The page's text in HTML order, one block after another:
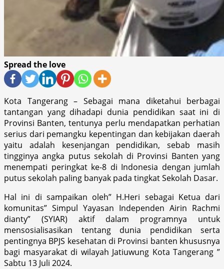
Spread the love
Kota Tangerang – Sebagai mana diketahui berbagai
tantangan yang dihadapi dunia pendidikan saat ini di
Provinsi Banten, tentunya perlu mendapatkan perhatian
serius dari pemangku kepentingan dan kebijakan daerah
yaitu adalah kesenjangan pendidikan, sebab masih
tingginya angka putus sekolah di Provinsi Banten yang
menempati peringkat ke-8 di Indonesia dengan jumlah
putus sekolah paling banyak pada tingkat Sekolah Dasar.
Hal ini di sampaikan oleh” H.Heri sebagai Ketua dari
komunitas” Simpul Yayasan Independen Airin Rachmi
dianty” (SYIAR) aktif dalam programnya untuk
mensosialisasikan tentang dunia pendidikan serta
pentingnya BPJS kesehatan di Provinsi banten khususnya
bagi masyarakat di wilayah Jatiuwung Kota Tangerang ”
Sabtu 13 Juli 2024.